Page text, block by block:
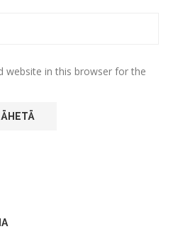
website in this browser for the